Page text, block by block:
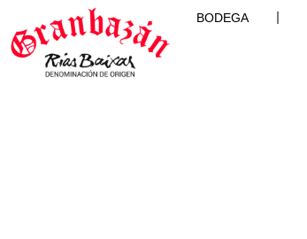
BODEGA